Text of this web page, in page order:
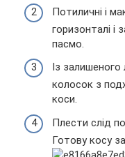
Потиличні і
горизонталі
пасмо.
Із
колосок з
коси.
Плести слід
Готову косу